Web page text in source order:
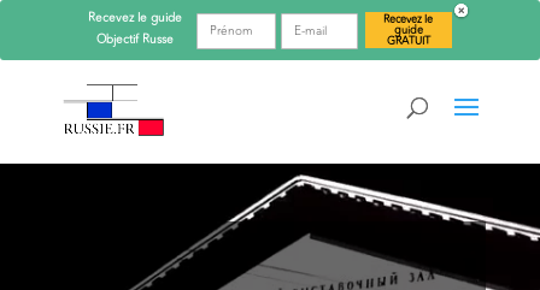
Recevez le guide
ObjectifRusse
Recevez le
guide
GRATUIT